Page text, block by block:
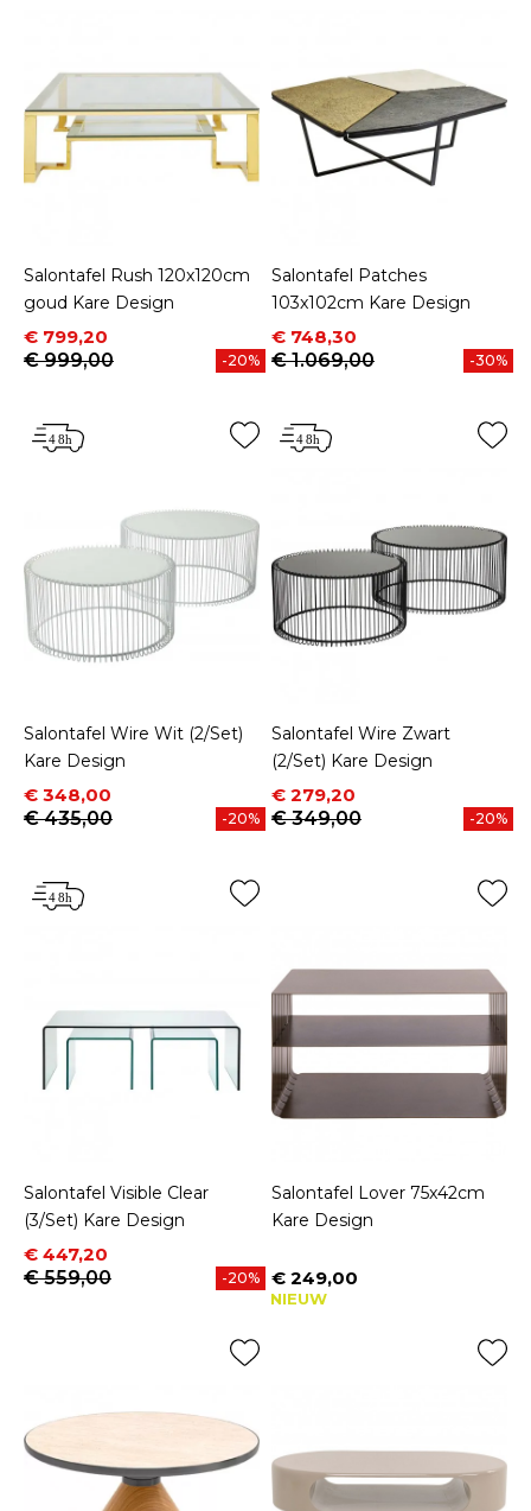
Salontafel Rush 120x120cm
goud Kare Design
Prijs
€ 799,20
Normale prijs
€ 999,00
-20%
Salontafel Patches
103x102cm Kare Design
Prijs
€ 748,30
Normale prijs
€ 1.069,00
-30%
Salontafel Wire Wit (2/Set)
Kare Design
Prijs
€ 348,00
Normale prijs
€ 435,00
-20%
Salontafel Wire Zwart
(2/Set) Kare Design
Prijs
€ 279,20
Normale prijs
€ 349,00
-20%
Salontafel Visible Clear
(3/Set) Kare Design
Prijs
€ 447,20
Normale prijs
€ 559,00
-20%
Salontafel Lover 75x42cm
Kare Design
Prijs
€ 249,00
NIEUW